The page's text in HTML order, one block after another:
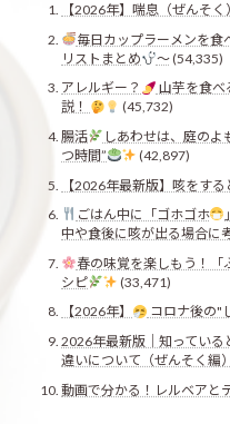
【2026年】喘息（ぜんそ
毎日カップラーメンを食
リストまとめ
〜(54,335)
アレルギー？
山芋を食べ
説！
(45,732)
腸活
しあわせは、庭のよ
つ時間”
(42,897)
【2026年最新版】咳をす
ごはん中に「ゴホゴホ
中や食後に咳が出る場合に
春の味覚を楽しもう！「
シピ
(33,471)
【2026年】
コロナ後の"
2026年最新版｜知ってい
違いについて（ぜんそく編）
動画で分かる！レルベアと